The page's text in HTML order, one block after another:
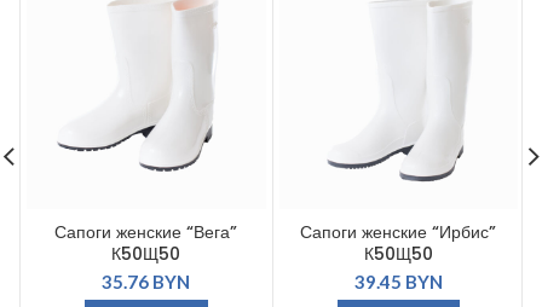
Сапоги женские “Вега”
К50Щ50
35.76 BYN
Сапоги женские “Ирбис”
К50Щ50
39.45 BYN